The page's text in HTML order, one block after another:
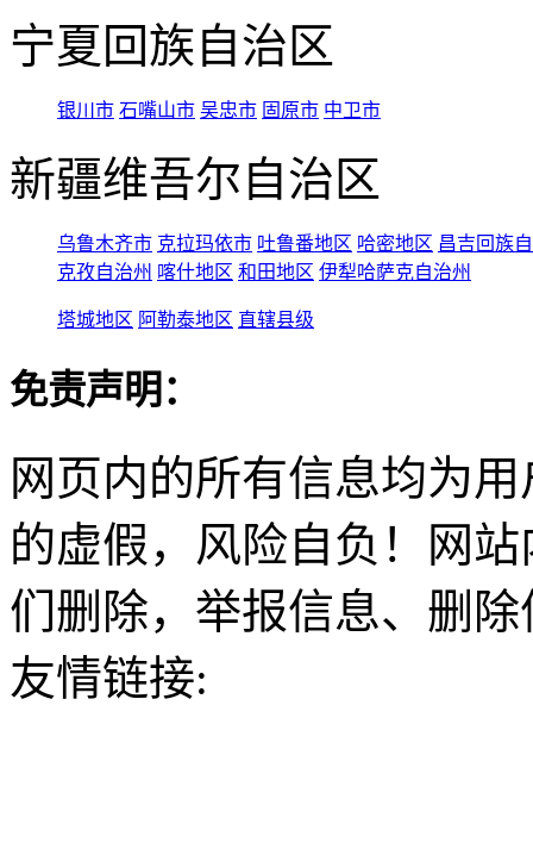
宁夏回族自治区
银川市 石嘴山市 吴忠市 固原市 中卫市
新疆维吾尔自治区
乌鲁木齐市 克拉玛依市 吐鲁番地区 哈密地区 昌吉回族
克孜自治州 喀什地区 和田地区 伊犁哈萨克自治州
塔城地区 阿勒泰地区 直辖县级
免责声明：
网页内的所有信息均为
的虚假，风险自负！网
们删除，举报信息、删
友情链接: